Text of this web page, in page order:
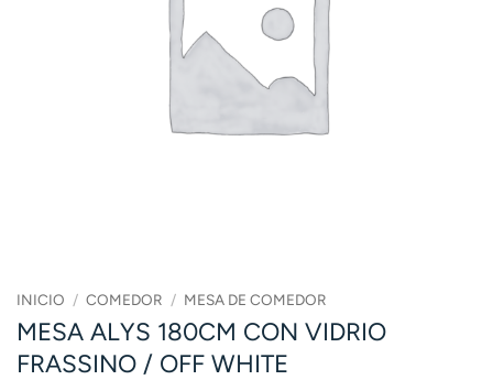
INICIO / COMEDOR / MESA DE COMEDOR
MESA ALYS 180CM CON VIDRIO
FRASSINO / OFF WHITE